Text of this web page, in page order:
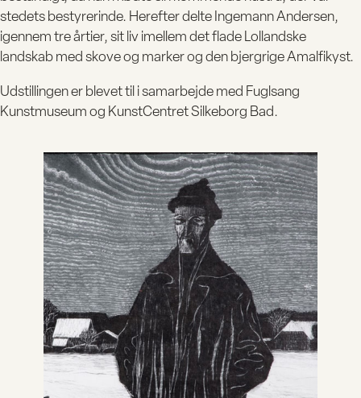
R
MUSEET
stedets bestyrerinde. Herefter delte Ingemann Andersen,
igennem tre årtier, sit liv imellem det flade Lollandske
landskab med skove og marker og den bjergrige Amalfikyst.
Udstillingen er blevet til i samarbejde med Fuglsang
Kunstmuseum og KunstCentret Silkeborg Bad.